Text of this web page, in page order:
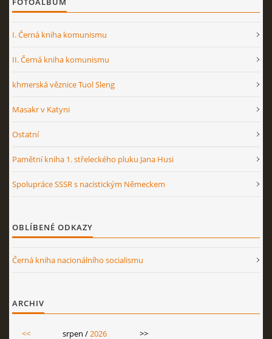
I. Černá kniha komunismu
II. Černá kniha komunismu
khmerská věznice Tuol Sleng
Masakr v Katyni
Ostatní
Pamětní kniha 1. střeleckého pluku Jana Husi
Spolupráce SSSR s nacistickým Německem
OBLÍBENÉ ODKAZY
Černá kniha nacionálního socialismu
ARCHIV
<< srpen /2026 >>